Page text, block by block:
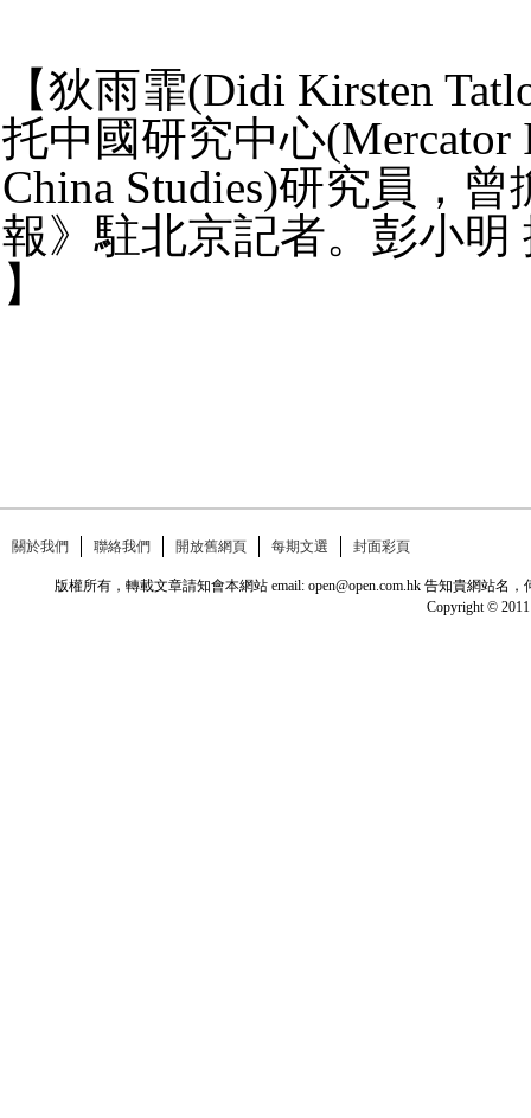
【狄雨霏(Didi Kirsten
托中國研究中心(Mercator
China Studies)研究員，
報》駐北京記者。彭小明
】​
關於我們 聯絡我們 開放舊網頁 每期文選 封面彩頁
版權所有，轉載文章請知會本網站 email: open@open.com.hk 告知貴網站
Copyright © 2011